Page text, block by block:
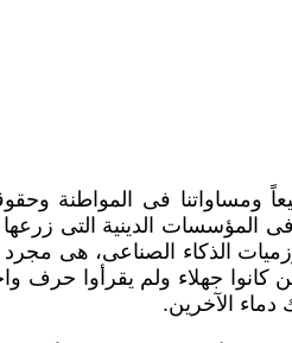
ومساواتنا فى المواطنة
فى المؤسسات الدينية التى
الذكاء الصناعى، هى
كانوا جهلاء ولم يقرأوا
الآخرين.‏